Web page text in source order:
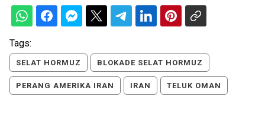
Tags:
SELAT HORMUZ BLOKADE SELAT HORMUZ
PERANG AMERIKA IRAN IRAN TELUK OMAN